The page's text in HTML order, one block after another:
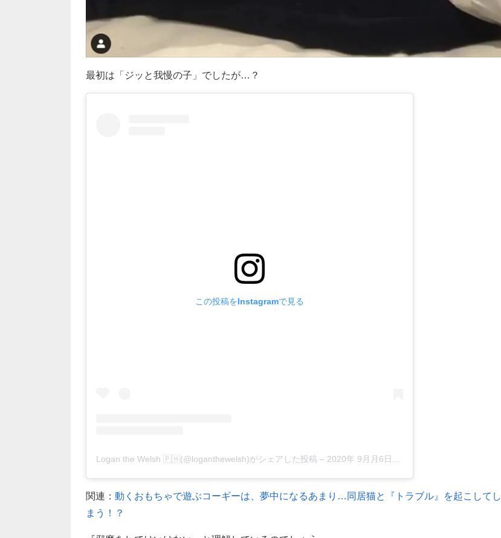
最初は「ジッと我慢の子」でしたが…？
この投稿をInstagramで見る
Logan the Welsh 🇵🇭(@loganthewelsh)がシェアした投稿 – 2020年 9月月6日午前12時46分PDT
関連： 動くおもちゃで遊ぶコーギーは、夢中になるあまり…同居猫と『トラブル』を起こしてし
まう！？